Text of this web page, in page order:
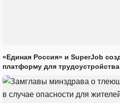
«Единая Россия» и SuperJob
платформу для